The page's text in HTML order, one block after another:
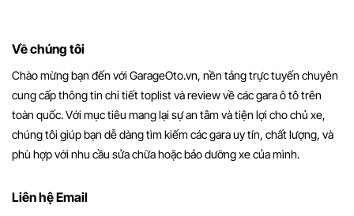
Về chúng tôi
Chào mừng bạn đến với GarageOto.vn, nền tảng trực tuyến chuyên
cung cấp thông tin chi tiết toplist và review về các gara ô tô trên
toàn quốc. Với mục tiêu mang lại sự an tâm và tiện lợi cho chủ xe,
chúng tôi giúp bạn dễ dàng tìm kiếm các gara uy tín, chất lượng, và
phù hợp với nhu cầu sửa chữa hoặc bảo dưỡng xe của mình.
Liên hệ Email